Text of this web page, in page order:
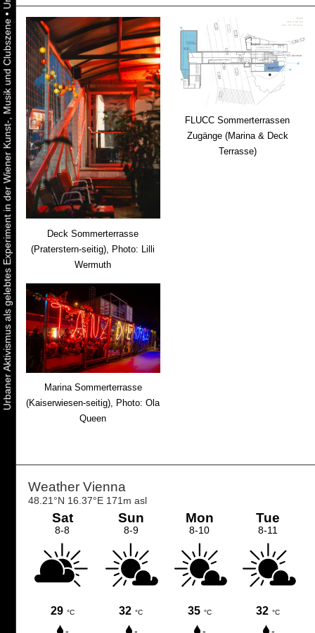
Urbaner Aktivismus als gelebtes Experiment in der Wiener Kunst-, Musik und Clubszene
•
Deck Sommerterrasse
(Praterstern-seitig), Photo: Lilli
Wermuth
FLUCC Sommerterrassen
Zugänge (Marina & Deck
Terrasse)
Marina Sommerterrasse
(Kaiserwiesen-seitig), Photo: Ola
Queen